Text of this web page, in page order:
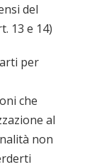
del
13 e 14)
per
che
al
non